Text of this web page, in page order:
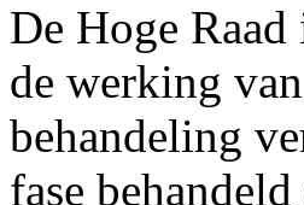
De Hoge
de werking
behandeling
fase